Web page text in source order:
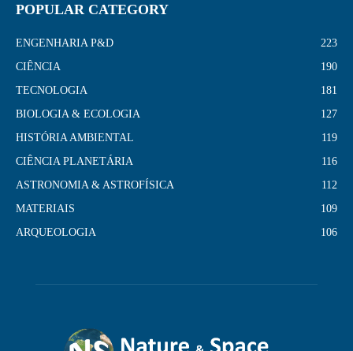
POPULAR CATEGORY
ENGENHARIA P&D
223
CIÊNCIA
190
TECNOLOGIA
181
BIOLOGIA & ECOLOGIA
127
HISTÓRIA AMBIENTAL
119
CIÊNCIA PLANETÁRIA
116
ASTRONOMIA & ASTROFÍSICA
112
MATERIAIS
109
ARQUEOLOGIA
106